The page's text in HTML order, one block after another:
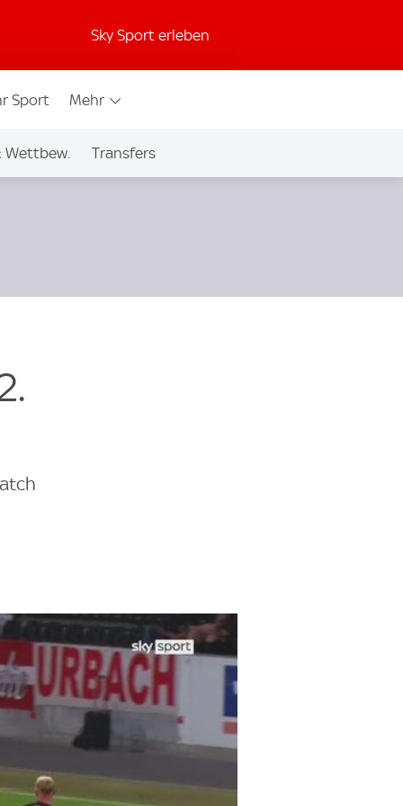
Sky Sport erleben
Sport Mehr
Wettbew. Transfers